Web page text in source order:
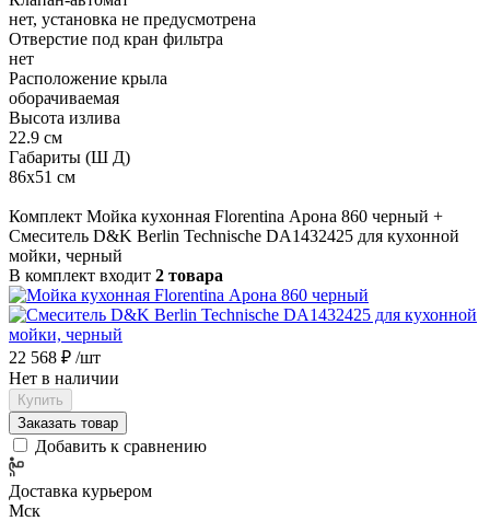
нет, установка не предусмотрена
Отверстие под кран фильтра
нет
Расположение крыла
оборачиваемая
Высота излива
22.9 см
Габариты (Ш Д)
86x51 см
Комплект Мойка кухонная Florentina Арона 860 черный +
Смеситель D&K Berlin Technische DA1432425 для кухонной
мойки, черный
В комплект входит 2 товара
22 568 ₽ /шт
Нет в наличии
Купить
Заказать товар
Добавить к сравнению
Доставка курьером
Мск